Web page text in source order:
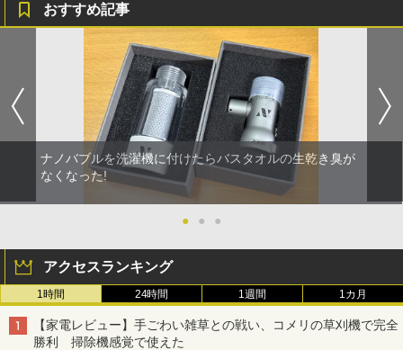
おすすめ記事
ナノバブルを洗濯機に付けたらバスタオルの生乾き臭が
なくなった!
● ● ●
アクセスランキング
1時間 24時間 1週間 1カ月
【家電レビュー】手ごわい雑草との戦い、コメリの草刈機で完全
勝利 掃除機感覚で使えた